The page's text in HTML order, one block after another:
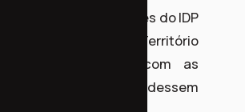
mulheres, integrantes do IDP
projeto Cidadania & Território
artísticas com as
que as mães pudessem